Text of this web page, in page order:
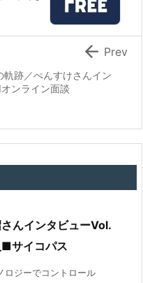
跡／ぺんすけさんイン
ンライン面談
 Prev
んインタビューVol.
サイコパス
ロジーでコントロール